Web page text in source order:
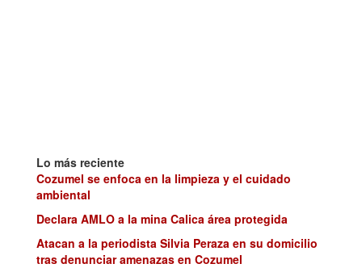
Lo más reciente
Cozumel se enfoca en la limpieza y el cuidado
ambiental
Declara AMLO a la mina Calica área protegida
Atacan a la periodista Silvia Peraza en su domicilio
tras denunciar amenazas en Cozumel